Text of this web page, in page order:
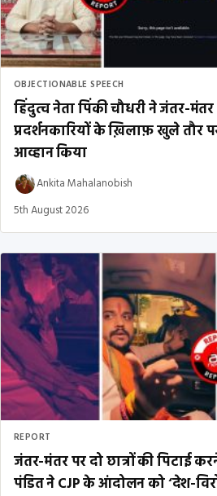
OBJECTIONABLE SPEECH
हिंदुत्व नेता पिंकी चौधरी ने जंतर-
प्रदर्शनकारियों के ख़िलाफ़ खुले तौर
आव्हान किया
Ankita Mahalanobish
5th August 2026
REPORT
जंतर-मंतर पर दो छात्रों की पिटाई
पंडित ने CJP के आंदोलन को ‘देश-